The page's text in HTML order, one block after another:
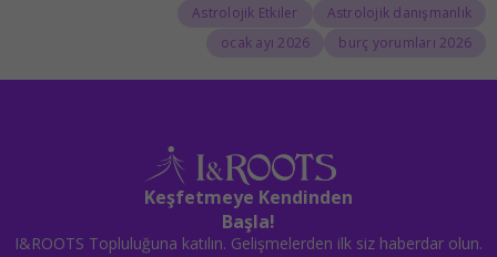
Astrolojik danışmanlık
Astrolojik Etkiler
2026 burç yorumları
ocak ayı 2026
Keşfetmeye Kendinden
Başla!
I&ROOTS Topluluğuna katılın. Gelişmelerden ilk siz haberdar olun.